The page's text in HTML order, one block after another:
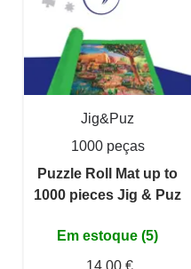
Jig&Puz
1000 peças
Puzzle Roll Mat up to
1000 pieces Jig & Puz
Em estoque (5)